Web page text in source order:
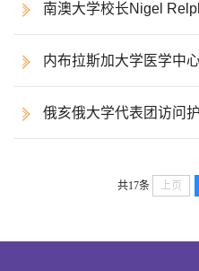
南澳大学校长Nigel
内布拉斯加大学医学中
俄亥俄大学代表团访问
共17条 上页